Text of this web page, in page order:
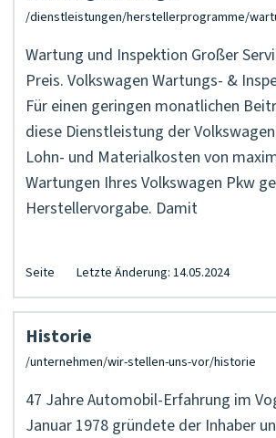
Wartung und Inspektion Großer
Preis. Volkswagen Wartungs- &
Für einen geringen monatlichen
diese Dienstleistung der
Lohn- und Materialkosten von
Wartungen Ihres Volkswagen Pkw
Herstellervorgabe. Damit
Seite Letzte Änderung: 14.05.2024
Historie
47 Jahre Automobil-Erfahrung im
Januar 1978 gründete der Inhaber